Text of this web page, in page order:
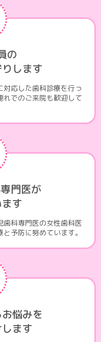
の
します
応した歯科診療を行っ
れでのご来院も歓迎して
門医が
す
歯科専門医の女性歯科医
予防に努めています。
悩みを
ます